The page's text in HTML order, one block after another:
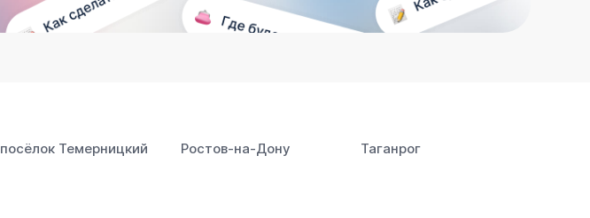
посёлок Темерницкий Ростов‑на‑Дону Таганрог